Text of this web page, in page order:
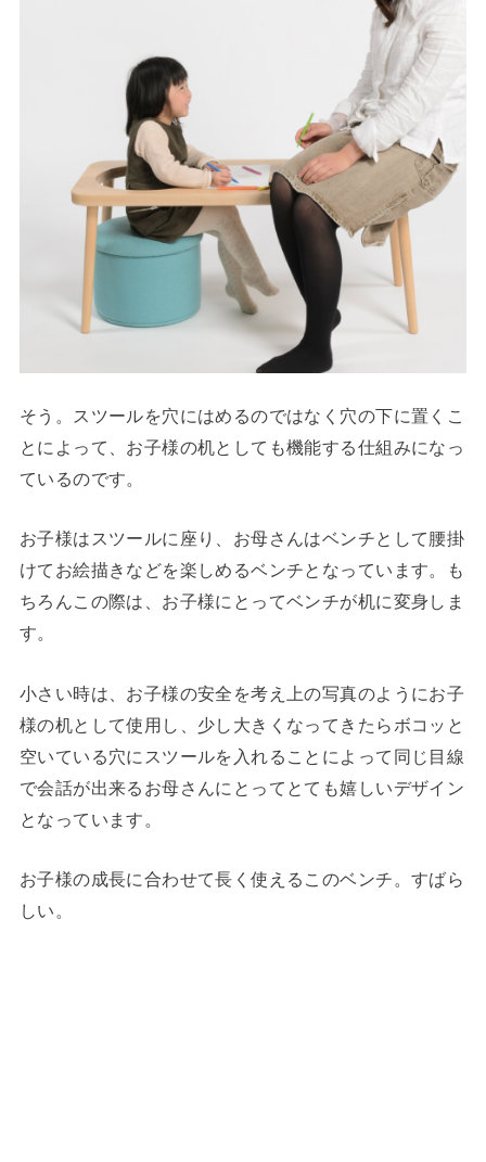
そう。スツールを穴にはめるのではなく穴の下に置くこ
とによって、お子様の机としても機能する仕組みになっ
ているのです。
お子様はスツールに座り、お母さんはベンチとして腰掛
けてお絵描きなどを楽しめるベンチとなっています。も
ちろんこの際は、お子様にとってベンチが机に変身しま
す。
小さい時は、お子様の安全を考え上の写真のようにお子
様の机として使用し、少し大きくなってきたらボコッと
空いている穴にスツールを入れることによって同じ目線
で会話が出来るお母さんにとってとても嬉しいデザイン
となっています。
お子様の成長に合わせて長く使えるこのベンチ。すばら
しい。